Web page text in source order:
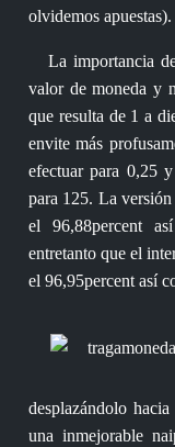
olvidemos apuestas).
La importancia
valor de moneda y
que resulta de 1 a
envite más
efectuar para 0,25
para 125. La
el 96,88percent
entretanto que el
el 96,95percent así­
desplazándolo
una inmejorable